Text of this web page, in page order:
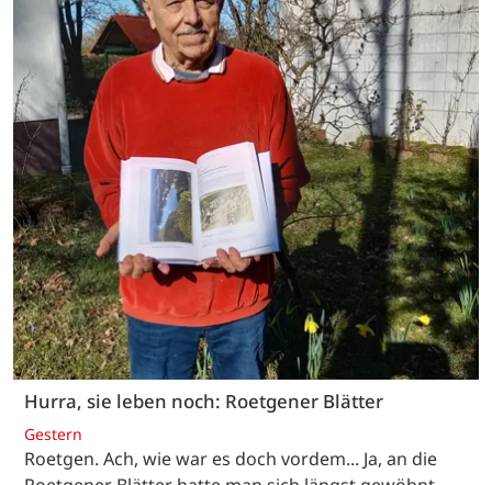
Hurra, sie leben noch: Roetgener Blätter
Gestern
Roetgen. Ach, wie war es doch vordem... Ja, an die